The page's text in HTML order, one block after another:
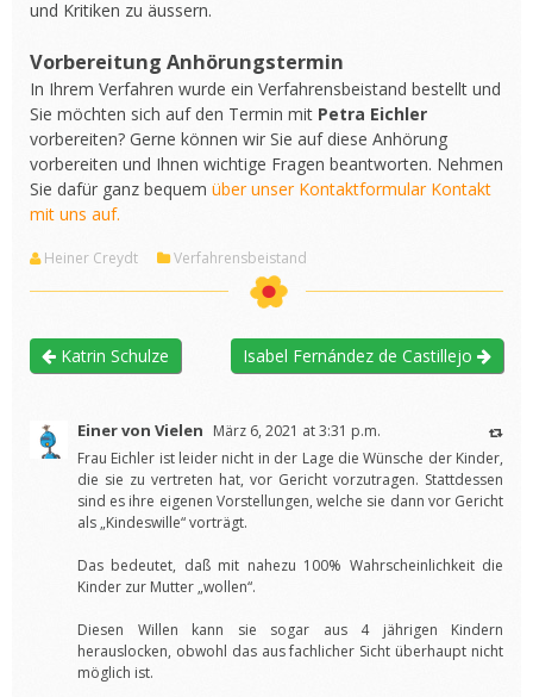
und Kritiken zu äussern.
Vorbereitung Anhörungstermin
In Ihrem Verfahren wurde ein Verfahrensbeistand bestellt und
Sie möchten sich auf den Termin mit Petra Eichler
vorbereiten? Gerne können wir Sie auf diese Anhörung
vorbereiten und Ihnen wichtige Fragen beantworten. Nehmen
Sie dafür ganz bequem über unser Kontaktformular Kontakt
mit uns auf.
Heiner Creydt Verfahrensbeistand
Katrin Schulze Isabel Fernández de Castillejo
Einer von Vielen März 6, 2021 at 3:31 p.m.
Frau Eichler ist leider nicht in der Lage die Wünsche der Kinder,
die sie zu vertreten hat, vor Gericht vorzutragen. Stattdessen
sind es ihre eigenen Vorstellungen, welche sie dann vor Gericht
als „Kindeswille“ vorträgt.
Das bedeutet, daß mit nahezu 100% Wahrscheinlichkeit die
Kinder zur Mutter „wollen“.
Diesen Willen kann sie sogar aus 4 jährigen Kindern
herauslocken, obwohl das aus fachlicher Sicht überhaupt nicht
möglich ist.